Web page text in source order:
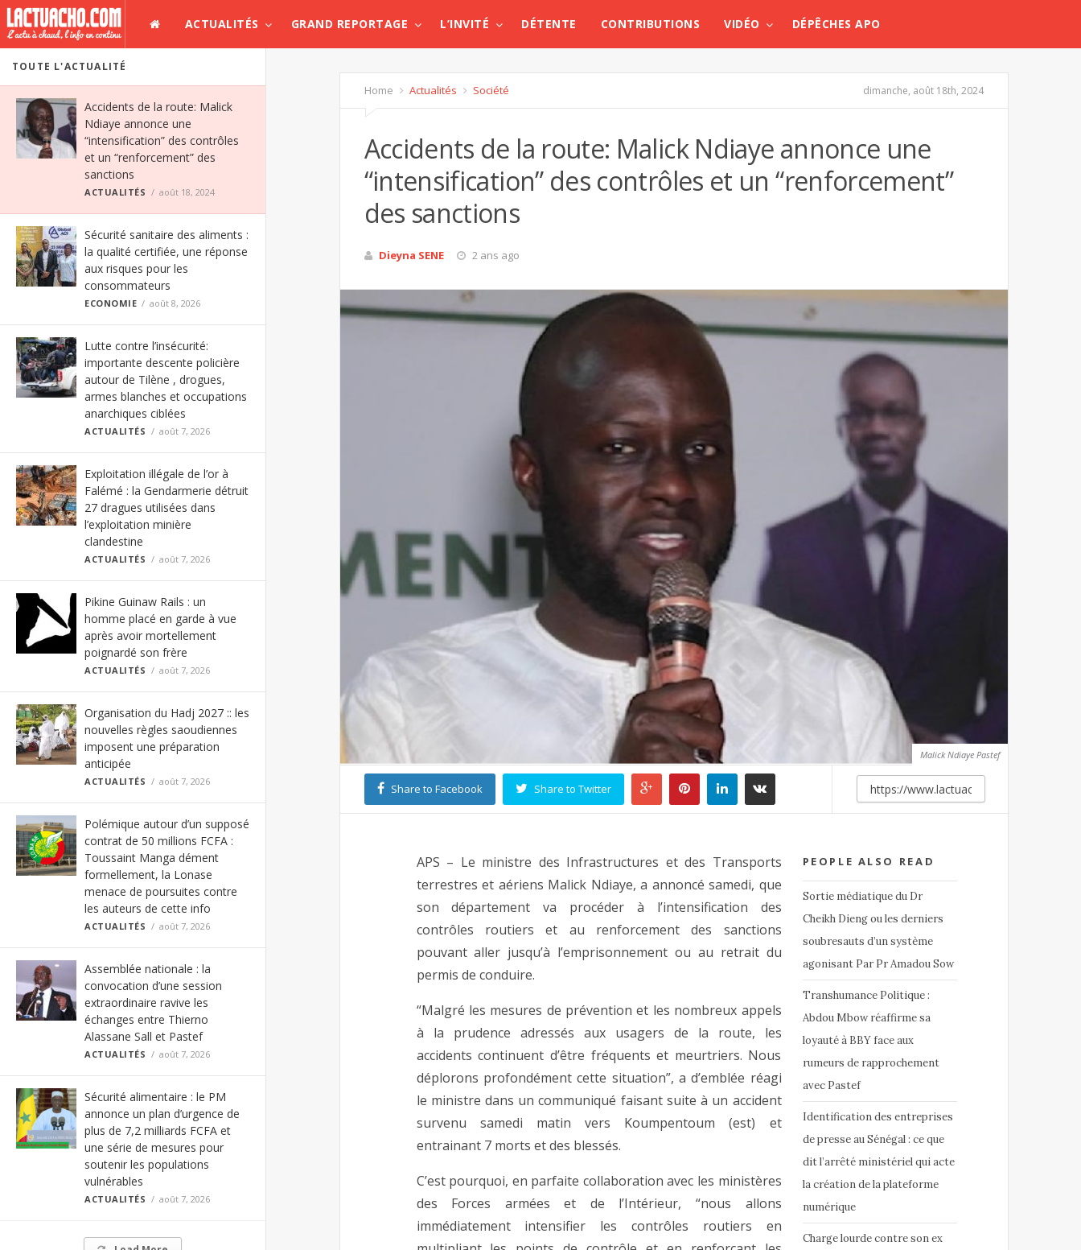
ACTUALITÉS GRAND REPORTAGE L’INVITÉ DÉTENTE CONTRIBUTIONS VIDÉO DÉPÊCHES APO
TOUTE L'ACTUALITÉ
Accidents de la route: Malick
Ndiaye annonce une
“intensification” des contrôles
et un “renforcement” des
sanctions
ACTUALITÉS août 18, 2024
Sécurité sanitaire des aliments :
la qualité certifiée, une réponse
aux risques pour les
consommateurs
ECONOMIE août 8, 2026
Lutte contre l’insécurité:
importante descente policière
autour de Tilène , drogues,
armes blanches et occupations
anarchiques ciblées
ACTUALITÉS août 7, 2026
Exploitation illégale de l’or à
Falémé : la Gendarmerie détruit
27 dragues utilisées dans
l’exploitation minière
clandestine
ACTUALITÉS août 7, 2026
Pikine Guinaw Rails : un
homme placé en garde à vue
après avoir mortellement
poignardé son frère
ACTUALITÉS août 7, 2026
Organisation du Hadj 2027 :: les
nouvelles règles saoudiennes
imposent une préparation
anticipée
ACTUALITÉS août 7, 2026
Polémique autour d’un supposé
contrat de 50 millions FCFA :
Toussaint Manga dément
formellement, la Lonase
menace de poursuites contre
les auteurs de cette info
ACTUALITÉS août 7, 2026
Assemblée nationale : la
convocation d’une session
extraordinaire ravive les
échanges entre Thierno
Alassane Sall et Pastef
ACTUALITÉS août 7, 2026
Sécurité alimentaire : le PM
annonce un plan d’urgence de
plus de 7,2 milliards FCFA et
une série de mesures pour
soutenir les populations
vulnérables
ACTUALITÉS août 7, 2026
Home Actualités Société dimanche, août 18th, 2024
Accidents de la route: Malick Ndiaye annonce une
“intensification” des contrôles et un “renforcement”
des sanctions
Dieyna SENE 2 ans ago
Malick Ndiaye Pastef
Share to Facebook Share to Twitter
PEOPLE ALSO READ
Sortie médiatique du Dr
Cheikh Dieng ou les derniers
soubresauts d’un système
agonisant Par Pr Amadou Sow
Transhumance Politique :
Abdou Mbow réaffirme sa
loyauté à BBY face aux
rumeurs de rapprochement
avec Pastef
Identification des entreprises
de presse au Sénégal : ce que
dit l’arrêté ministériel qui acte
la création de la plateforme
numérique
Charge lourde contre son ex
APS – Le ministre des Infrastructures et des Transports
terrestres et aériens Malick Ndiaye, a annoncé samedi, que
son département va procéder à l’intensification des
contrôles routiers et au renforcement des sanctions
pouvant aller jusqu’à l’emprisonnement ou au retrait du
permis de conduire.
“Malgré les mesures de prévention et les nombreux appels
à la prudence adressés aux usagers de la route, les
accidents continuent d’être fréquents et meurtriers. Nous
déplorons profondément cette situation”, a d’emblée réagi
le ministre dans un communiqué faisant suite à un accident
survenu samedi matin vers Koumpentoum (est) et
entrainant 7 morts et des blessés.
C’est pourquoi, en parfaite collaboration avec les ministères
des Forces armées et de l’Intérieur, “nous allons
immédiatement intensifier les contrôles routiers en